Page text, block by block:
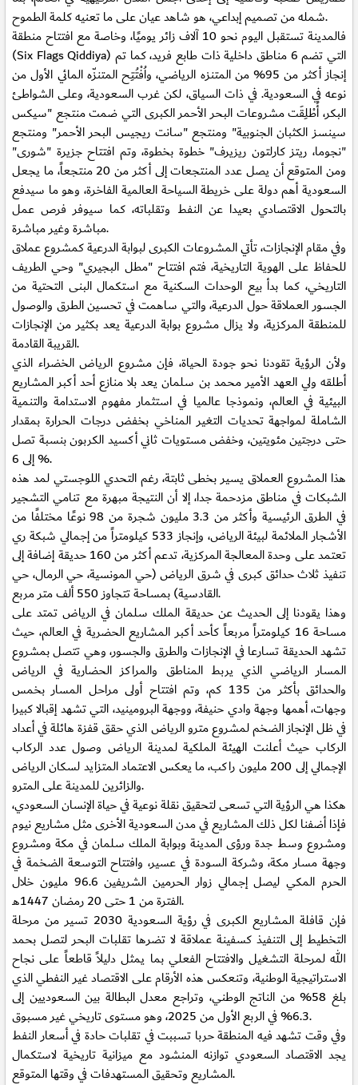
شمله من تصميم إبداعي، هو شاهد عيان على ما تعنيه كلمة الطموح.
فالمدينة تستقبل اليوم نحو 10 آلاف زائر يوميًا، وخاصة مع افتتاح منطقة
(Six Flags Qiddiya) التي تضم 6 مناطق داخلية ذات طابع فريد، كما تم
إنجاز أكثر من 95% من المتنزه الرياضي، واُفْتُتِح المتنزّه المائي الأول من
نوعه في السعودية. في ذات السياق، لكن غرب السعودية، وعلى الشواطئ
البكر، أُطْلِقَت مشروعات البحر الأحمر الكبرى التي ضمت منتجع "سيكس
سينسز الكثبان الجنوبية" ومنتجع "سانت ريجيس البحر الأحمر" ومنتجع
"نجوما، ريتز كارلتون ريزيرف" خطوة بخطوة، وتم افتتاح جزيرة "شورى"
ومن المتوقع أن يصل عدد المنتجعات إلى أكثر من 20 منتجعاً، ما يجعل
السعودية أهم دولة على خريطة السياحة العالمية الفاخرة، وهو ما سيدفع
بالتحول الاقتصادي بعيدا عن النفط وتقلباته، كما سيوفر فرص عمل
مباشرة وغير مباشرة.
وفي مقام الإنجازات، تأتي المشروعات الكبرى لبوابة الدرعية كمشروع عملاق
للحفاظ على الهوية التاريخية، فتم افتتاح "مطل البجيري" وحي الطريف
التاريخي، كما بدأ بيع الوحدات السكنية مع استكمال البنى التحتية من
الجسور العملاقة حول الدرعية، والتي ساهمت في تحسين الطرق والوصول
للمنطقة المركزية، ولا يزال مشروع بوابة الدرعية يعد بكثير من الإنجازات
القريبة القادمة.
ولأن الرؤية تقودنا نحو جودة الحياة، فإن مشروع الرياض الخضراء الذي
أطلقه ولي العهد الأمير محمد بن سلمان يعد بلا منازع أحد أكبر المشاريع
البيئية في العالم، ونموذجا عالميا في استثمار مفهوم الاستدامة والتنمية
الشاملة لمواجهة تحديات التغير المناخي بخفض درجات الحرارة بمقدار
حتى درجتين مئويتين، وخفض مستويات ثاني أكسيد الكربون بنسبة تصل
إلى 6 %.
هذا المشروع العملاق يسير بخطى ثابتة، رغم التحدي اللوجستي لمد هذه
الشبكات في مناطق مزدحمة جدا، إلا أن النتيجة مبهرة مع تنامي التشجير
في الطرق الرئيسية وأكثر من 3.3 مليون شجرة من 98 نوعًا مختلفًا من
الأشجار الملائمة لبيئة الرياض، وإنجاز 533 كيلومتراً من إجمالي شبكة ري
تعتمد على وحدة المعالجة المركزية، تدعم أكثر من 160 حديقة إضافة إلى
تنفيذ ثلاث حدائق كبرى في شرق الرياض (حي المونسية، حي الرمال، حي
القادسية) بمساحة تتجاوز 550 ألف متر مربع.
وهذا يقودنا إلى الحديث عن حديقة الملك سلمان في الرياض تمتد على
مساحة 16 كيلومتراً مربعاً كأحد أكبر المشاريع الحضرية في العالم، حيث
تشهد الحديقة تسارعا في الإنجازات والطرق والجسور، وهي تتصل بمشروع
المسار الرياضي الذي يربط المناطق والمراكز الحضارية في الرياض
والحدائق بأكثر من 135 كم، وتم افتتاح أولى مراحل المسار بخمس
وجهات، أهمها وجهة وادي حنيفة، ووجهة البرومينيد، التي تشهد إقبالا كبيرا
في ظل الإنجاز الضخم لمشروع مترو الرياض الذي حقق قفزة هائلة في أعداد
الركاب حيث أعلنت الهيئة الملكية لمدينة الرياض وصول عدد الركاب
الإجمالي إلى 200 مليون راكب، ما يعكس الاعتماد المتزايد لسكان الرياض
والزائرين للمدينة على المترو.
هكذا هي الرؤية التي تسعى لتحقيق نقلة نوعية في حياة الإنسان السعودي،
فإذا أضفنا لكل ذلك المشاريع في مدن السعودية الأخرى مثل مشاريع نيوم
ومشروع وسط جدة ورؤى المدينة وبوابة الملك سلمان في مكة ومشروع
وجهة مسار مكة، وشركة السودة في عسير، وافتتاح التوسعة الضخمة في
الحرم المكي ليصل إجمالي زوار الحرمين الشريفين 96.6 مليون خلال
الفترة من 1 حتى 20 رمضان 1447هـ.
فإن قافلة المشاريع الكبرى في رؤية السعودية 2030 تسير من مرحلة
التخطيط إلى التنفيذ كسفينة عملاقة لا تضرها تقلبات البحر لتصل بحمد
الله لمرحلة التشغيل والافتتاح الفعلي بما يمثل دليلاً قاطعاً على نجاح
الاستراتيجية الوطنية، وتنعكس هذه الأرقام على الاقتصاد غير النفطي الذي
بلغ 58% من الناتج الوطني، وتراجع معدل البطالة بين السعوديين إلى
6.3% في الربع الأول من 2025، وهو مستوى تاريخي غير مسبوق.
وفي وقت تشهد فيه المنطقة حربا تسببت في تقلبات حادة في أسعار النفط
يجد الاقتصاد السعودي توازنه المنشود مع ميزانية تاريخية لاستكمال
المشاريع وتحقيق المستهدفات في وقتها المتوقع.